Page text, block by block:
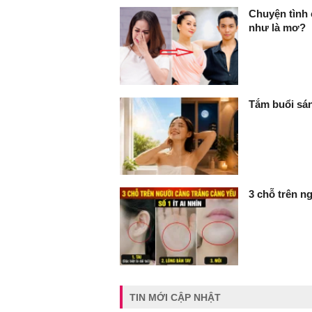
Chuyện tình
như là mơ?
Tắm buổi
3 chỗ trên
TIN MỚI CẬP NHẬT